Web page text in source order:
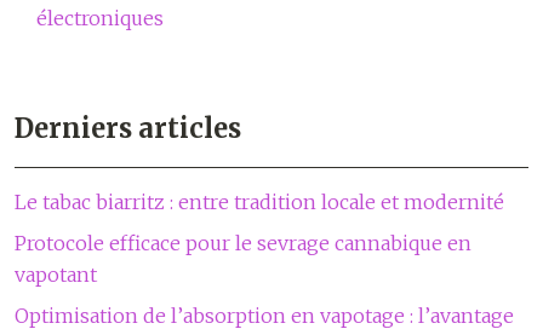
électroniques
Derniers articles
Le tabac biarritz : entre tradition locale et modernité
Protocole efficace pour le sevrage cannabique en
vapotant
Optimisation de l’absorption en vapotage : l’avantage